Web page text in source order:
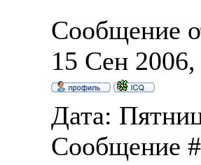
Сообщение
15 Сен
Дата:
Сообщение